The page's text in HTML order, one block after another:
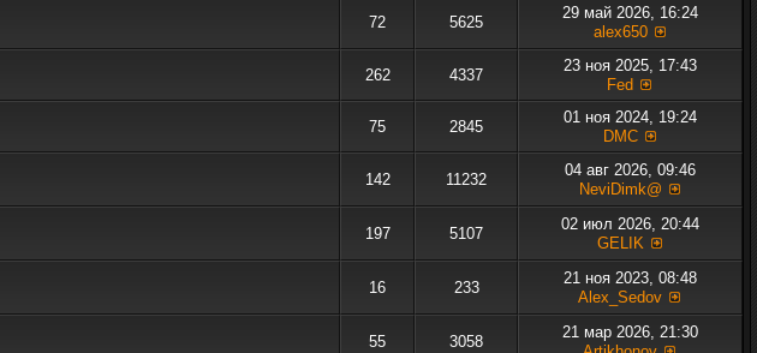
72 5625
29 май 2026, 16:24
alex650
262 4337
23 ноя 2025, 17:43
Fed
75 2845
01 ноя 2024, 19:24
DMC
142 11232
04 авг 2026, 09:46
NeviDimk@
197 5107
02 июл 2026, 20:44
GELIK
16 233
21 ноя 2023, 08:48
Alex_Sedov
55 3058
21 мар 2026, 21:30